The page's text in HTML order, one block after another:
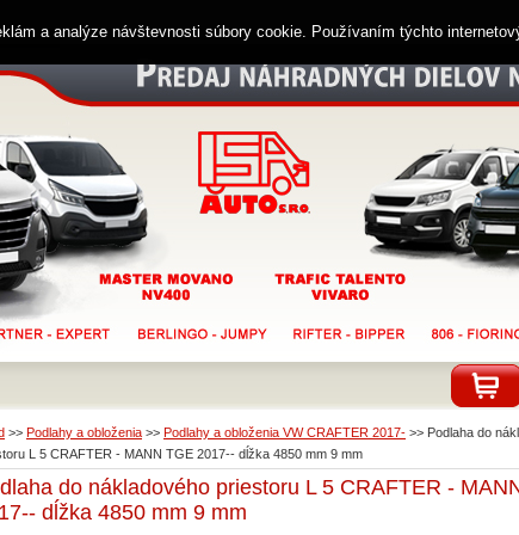
>> Podlahy a obloženia >> Podlahy a obloženia VW CRAFTER 2017- >> Podlaha do
L 5 CRAFTER - MANN TGE 2017-- dĺžka 4850 mm 9 mm
do nákladového priestoru L 5 CRAFTER -
dĺžka 4850 mm 9 mm
a analýze návštevnosti súbory cookie. Používaním týchto